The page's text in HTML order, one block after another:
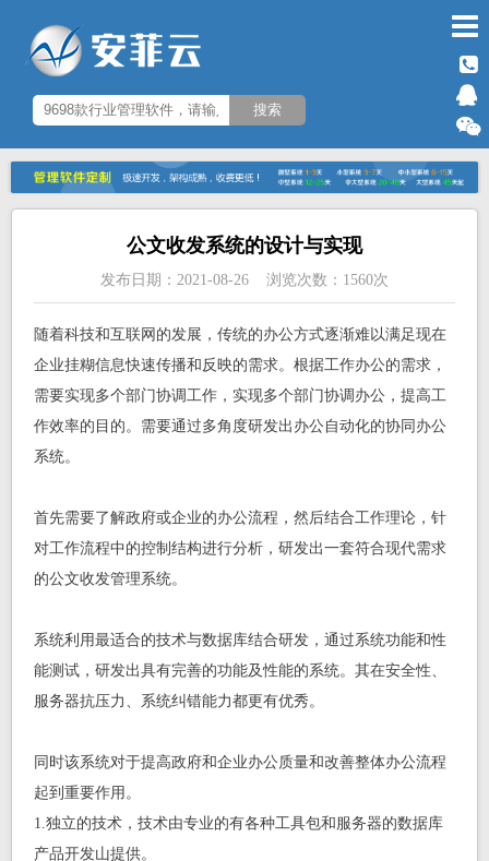
公文收发系统的设计与实现
发布日期：2021-08-26 浏览次数：1560次
随着科技和互联网的发展，传统的办公方式逐渐难以满足现在
企业挂糊信息快速传播和反映的需求。根据工作办公的需求，
需要实现多个部门协调工作，实现多个部门协调办公，提高工
作效率的目的。需要通过多角度研发出办公自动化的协同办公
系统。
首先需要了解政府或企业的办公流程，然后结合工作理论，针
对工作流程中的控制结构进行分析，研发出一套符合现代需求
的公文收发管理系统。
系统利用最适合的技术与数据库结合研发，通过系统功能和性
能测试，研发出具有完善的功能及性能的系统。其在安全性、
服务器抗压力、系统纠错能力都更有优秀。
同时该系统对于提高政府和企业办公质量和改善整体办公流程
起到重要作用。
1.独立的技术，技术由专业的有各种工具包和服务器的数据库
产品开发山提供。